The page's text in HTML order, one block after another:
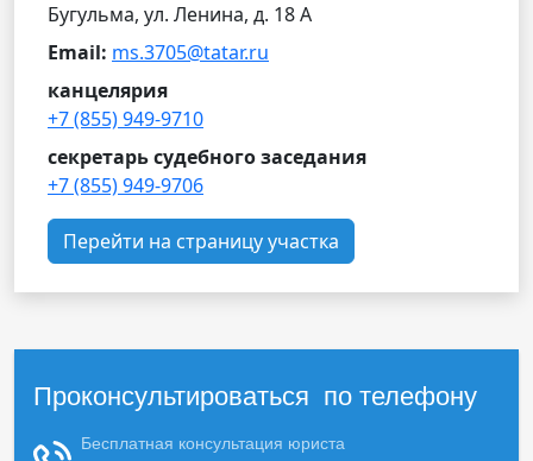
Бугульма, ул. Ленина, д. 18 А
Email: ms.3705@tatar.ru
канцелярия
+7 (855) 949-9710
секретарь судебного заседания
+7 (855) 949-9706
Перейти на страницу участка